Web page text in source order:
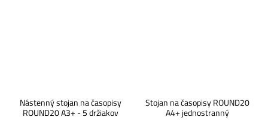
Nástenný stojan na časopisy
ROUND20 A3+ - 5 držiakov
Stojan na časopisy ROUND20
A4+ jednostranný